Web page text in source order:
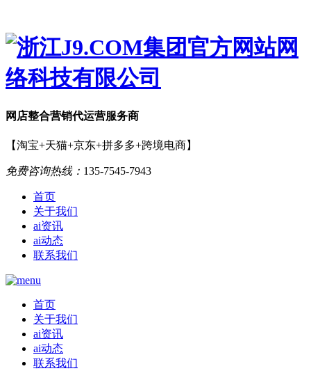
网店整合营销代运营服务商
【淘宝+天猫+京东+拼多多+跨境电商】
免费咨询热线： 135-7545-7943
首页
关于我们
ai资讯
ai动态
联系我们
首页
关于我们
ai资讯
ai动态
联系我们